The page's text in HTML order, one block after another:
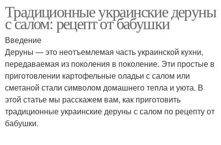
Традиционные украинские деруны
с салом: рецепт от бабушки
Введение
Деруны — это неотъемлемая часть украинской кухни,
передаваемая из поколения в поколение. Эти простые в
приготовлении картофельные оладьи с салом или
сметаной стали символом домашнего тепла и уюта. В
этой статье мы расскажем вам, как приготовить
традиционные украинские деруны с салом по рецепту от
бабушки.